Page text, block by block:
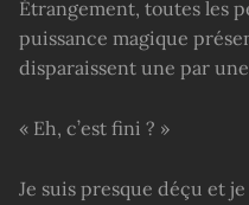
Étrangement, toutes les
puissance magique
disparaissent une par
« Eh, c’est fini ? »
Je suis presque déçu et